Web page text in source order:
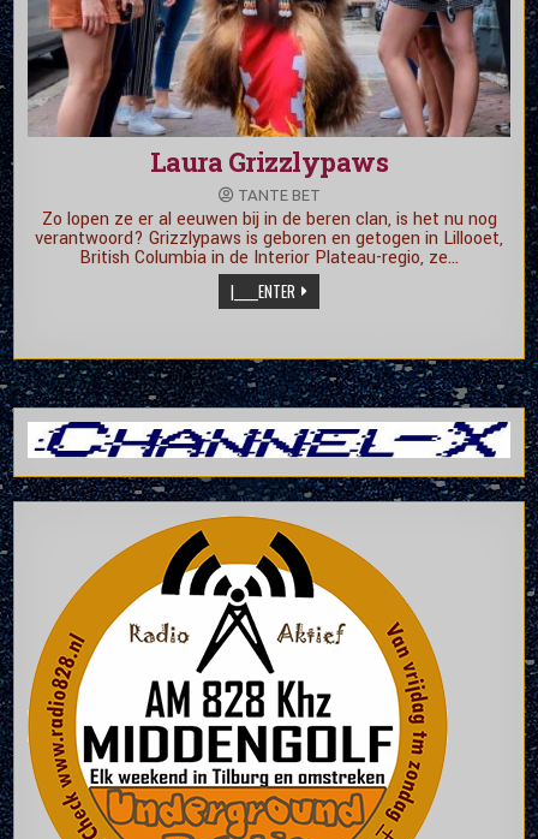
Laura Grizzlypaws
TANTE BET
Zo lopen ze er al eeuwen bij in de beren clan, is het nu nog
verantwoord? Grizzlypaws is geboren en getogen in Lillooet,
British Columbia in de Interior Plateau-regio, ze…
|_____ENTER